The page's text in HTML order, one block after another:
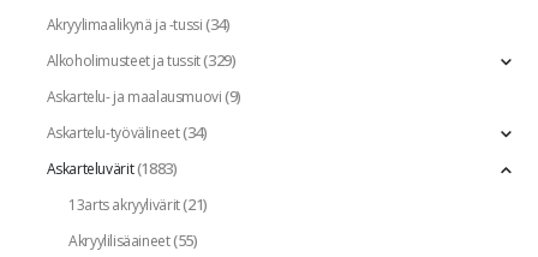
Akryylimaalikynä ja -tussi(34)
Alkoholimusteet ja tussit(329)
Askartelu- ja maalausmuovi(9)
Askartelu-työvälineet(34)
Askarteluvärit(1883)
13arts akryylivärit(21)
Akryylilisäaineet(55)